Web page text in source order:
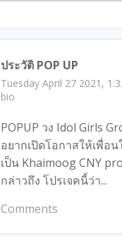
ประวัติ POP UP
Tuesday April 27 2021,
bio
POPUP วง Idol Girls
อยากเปิดโอกาสให้เพื่อ
เป็น Khaimoog CNY
กล่าวถึง โปรเจคนี้ว่า...
Comments